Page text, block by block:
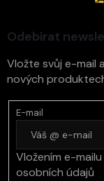
Odebírat
Vložte svůj e-mail
nových
E-mail
Vložením e-
osobních údajů